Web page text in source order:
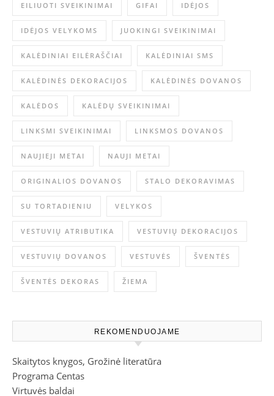
EILIUOTI SVEIKINIMAI GIFAI IDĖJOS
IDĖJOS VELYKOMS JUOKINGI SVEIKINIMAI
KALĖDINIAI EILĖRAŠČIAI KALĖDINIAI SMS
KALĖDINĖS DEKORACIJOS KALĖDINĖS DOVANOS
KALĖDOS KALĖDŲ SVEIKINIMAI
LINKSMI SVEIKINIMAI LINKSMOS DOVANOS
NAUJIEJI METAI NAUJI METAI
ORIGINALIOS DOVANOS STALO DEKORAVIMAS
SU TORTADIENIU VELYKOS
VESTUVIŲ ATRIBUTIKA VESTUVIŲ DEKORACIJOS
VESTUVIŲ DOVANOS VESTUVĖS ŠVENTĖS
ŠVENTĖS DEKORAS ŽIEMA
REKOMENDUOJAME
Skaitytos knygos, Grožinė literatūra
Programa Centas
Virtuvės baldai